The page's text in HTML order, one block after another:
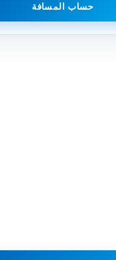
حساب المسافة